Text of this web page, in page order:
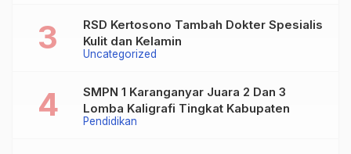
Uncategorized
RSD Kertosono Tambah Dokter Spesialis
Kulit dan Kelamin
Pendidikan
SMPN 1 Karanganyar Juara 2 Dan 3
Lomba Kaligrafi Tingkat Kabupaten